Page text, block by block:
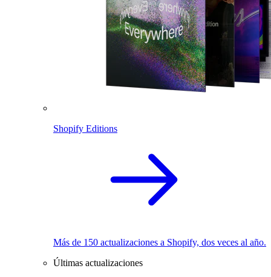
Shopify Editions
Más de 150 actualizaciones a Shopify, dos veces al año.
Últimas actualizaciones